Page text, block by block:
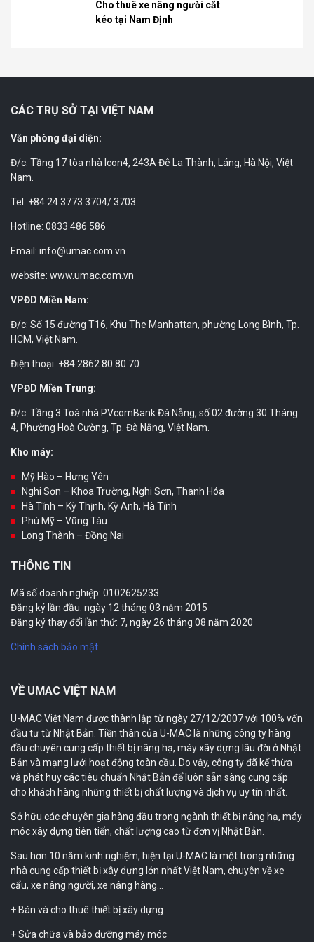
Cho thuê xe nâng người cắt
kéo tại Nam Định
CÁC TRỤ SỞ TẠI VIỆT NAM
Văn phòng đại diện:
Đ/c: Tầng 17 tòa nhà Icon4, 243A Đê La Thành, Láng, Hà Nội, Việt
Nam.
Tel: +84 24 3773 3704/ 3703
Hotline: 0833 486 586
Email: info@umac.com.vn
website: www.umac.com.vn
VPĐD Miền Nam:
Đ/c: Số 15 đường T16, Khu The Manhattan, phường Long Bình, Tp.
HCM, Việt Nam.
Điện thoại: +84 2862 80 80 70
VPĐD Miền Trung:
Đ/c: Tầng 3 Toà nhà PVcomBank Đà Nẵng, số 02 đường 30 Tháng
4, Phường Hoà Cường, Tp. Đà Nẵng, Việt Nam.
Kho máy:
Mỹ Hào – Hưng Yên
Nghi Sơn – Khoa Trường, Nghi Sơn, Thanh Hóa
Hà Tĩnh – Kỳ Thịnh, Kỳ Anh, Hà Tĩnh
Phú Mỹ – Vũng Tàu
Long Thành – Đồng Nai
THÔNG TIN
Mã số doanh nghiệp: 0102625233
Đăng ký lần đầu: ngày 12 tháng 03 năm 2015
Đăng ký thay đổi lần thứ: 7, ngày 26 tháng 08 năm 2020
Chính sách bảo mật
VỀ UMAC VIỆT NAM
U-MAC Việt Nam được thành lập từ ngày 27/12/2007 với 100% vốn
đầu tư từ Nhật Bản. Tiền thân của U-MAC là những công ty hàng
đầu chuyên cung cấp thiết bị nâng hạ, máy xây dựng lâu đời ở Nhật
Bản và mạng lưới hoạt động toàn cầu. Do vậy, công ty đã kế thừa
và phát huy các tiêu chuẩn Nhật Bản để luôn sẵn sàng cung cấp
cho khách hàng những thiết bị chất lượng và dịch vụ uy tín nhất.
Sở hữu các chuyên gia hàng đầu trong ngành thiết bị nâng hạ, máy
móc xây dựng tiên tiến, chất lượng cao từ đơn vị Nhật Bản.
Sau hơn 10 năm kinh nghiệm, hiện tại U-MAC là một trong những
nhà cung cấp thiết bị xây dựng lớn nhất Việt Nam, chuyên về xe
cẩu, xe nâng người, xe nâng hàng…
+ Bán và cho thuê thiết bị xây dựng
+ Sửa chữa và bảo dưỡng máy móc